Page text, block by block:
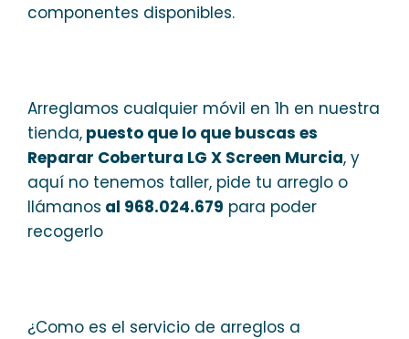
componentes disponibles.
Arreglamos cualquier móvil en 1h en nuestra
tienda, puesto que lo que buscas es
Reparar Cobertura LG X Screen Murcia, y
aquí no tenemos taller, pide tu arreglo o
llámanos al 968.024.679 para poder
recogerlo
¿Como es el servicio de arreglos a